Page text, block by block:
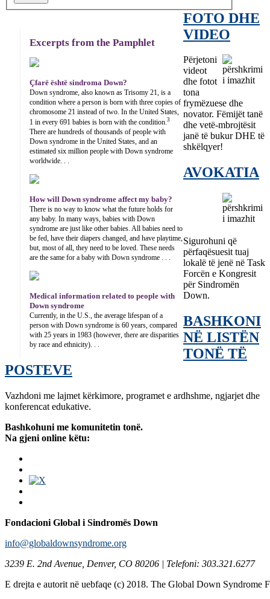
Excerpts from the Pamphlet
Çfarë është sindroma Down?
Down syndrome, also known as Trisomy 21, is a
condition where a person is born with three copies of
chromosome 21 instead of two. In the United States,
1 in every 691 babies is born with the condition. 3
There are hundreds of thousands of people with
Down syndrome in the United States, and an
estimated six million people with Down syndrome
worldwide. . .
How will Down syndrome affect my baby?
There is no way to know what the future holds for
any baby. In many ways, babies with Down
syndrome are just like other babies. All babies need to
be fed, have their diapers changed, and have playtime,
but, most of all, they need to be loved. These needs
are the same for a baby with Down syndrome . . .
Medical information related to people with
Down syndrome
Currently, in the U.S., the average lifespan of a
person with Down syndrome is 60 years, compared
with 25 years in 1983 (however, there are disparities
by race and ethnicity). . .
FOTO DHE
VIDEO
Përjetoni
videot
dhe fotot
tona
frymëzuese dhe
novator. Fëmijët tanë
dhe vetë-mbrojtësit
janë të bukur DHE të
shkëlqyer!
AVOKATIA
Sigurohuni që
përfaqësuesit tuaj
lokalë të jenë në Task
Forcën e Kongresit
për Sindromën
Down.
BASHKONI
NË LISTËN
TONË TË
POSTEVE
Vazhdoni me lajmet kërkimore, programet e ardhshme, ngjarjet dhe
konferencat edukative.
Bashkohuni me komunitetin tonë.
Na gjeni online këtu:
Fondacioni Global i Sindromës Down
info@globaldownsyndrome.org
3239 E. 2nd Avenue, Denver, CO 80206 | Telefoni: 303.321.6277
E drejta e autorit në uebfaqe (c) 2018. The Global Down Syndrome